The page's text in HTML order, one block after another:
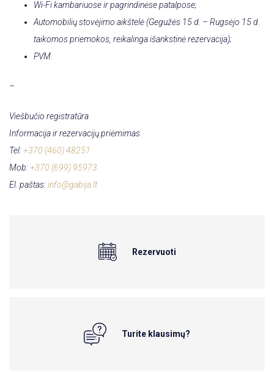
Wi-Fi kambariuose ir pagrindinėse patalpose;
Automobilių stovėjimo aikštelė (Gegužės 15 d. – Rugsėjo 15 d.
taikomos priemokos, reikalinga išankstinė rezervacija);
PVM.
–
Viešbučio registratūra
Informacija ir rezervacijų priėmimas
Tel:+370 (460) 48251
Mob:+370 (699) 95973
El. paštas:info@gabija.lt
Rezervuoti
Turite klausimų?